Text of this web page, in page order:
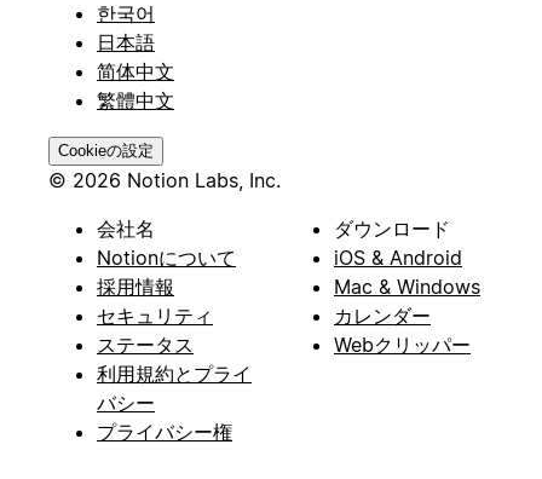
한국어
日本語
简体中文
繁體中文
Cookieの設定
© 2026 Notion Labs, Inc.
会社名
Notionについて
採用情報
セキュリティ
ステータス
利用規約とプライ
バシー
プライバシー権
ダウンロード
iOS & Android
Mac & Windows
カレンダー
Webクリッパー